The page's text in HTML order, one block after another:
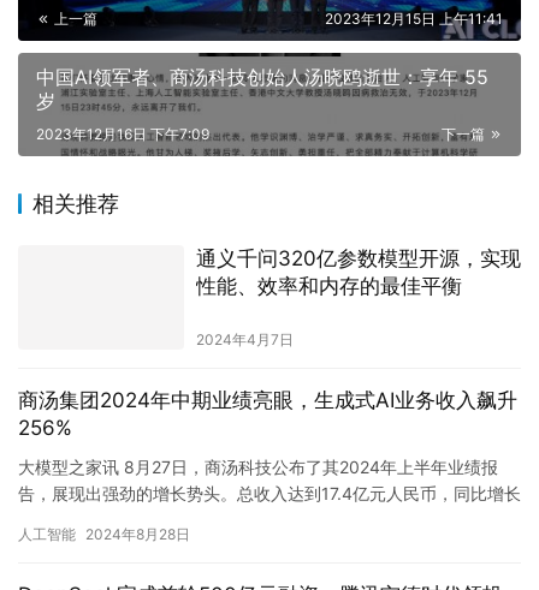
上一篇 2023年12月15日 上午11:41
中国AI领军者、商汤科技创始人汤晓鸥逝世：享年 55
岁
下一篇
2023年12月16日 下午7:09
相关推荐
通义千问320亿参数模型开源，实现
性能、效率和内存的最佳平衡
2024年4月7日
商汤集团2024年中期业绩亮眼，生成式AI业务收入飙升
256%
大模型之家讯 8月27日，商汤科技公布了其2024年上半年业绩报
告，展现出强劲的增长势头。总收入达到17.4亿元人民币，同比增长
人工智能 2024年8月28日